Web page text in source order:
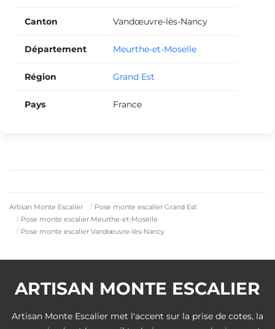
Artisan Monte Escalier
Pose monte escalier Grand Est
Pose monte escalier Meurthe-et-Moselle
Pose monte escalier Vandœuvre-lès-Nancy
Canton Vandœuvre-lès-Nancy
Département Meurthe-et-Moselle
Région Grand Est
Pays France
ARTISAN MONTE ESCALIER
Artisan Monte Escalier met l'accent sur la prise de cotes, la